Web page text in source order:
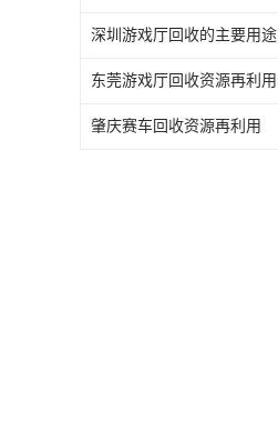
深圳游戏厅回收的主要用途
东莞游戏厅回收资源再利用
肇庆赛车回收资源再利用